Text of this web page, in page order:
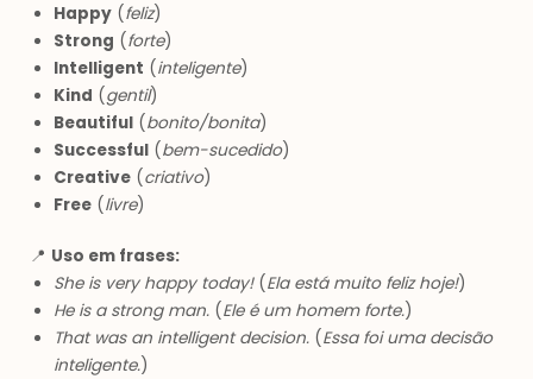
Happy (feliz)
Strong (forte)
Intelligent (inteligente)
Kind (gentil)
Beautiful (bonito/bonita)
Successful (bem-sucedido)
Creative (criativo)
Free (livre)
📍 Uso em frases:
She is very happy today!(Ela está muito feliz hoje!)
He is a strong man. (Ele é um homem forte.)
That was an intelligent decision. (Essa foi uma decisão
inteligente.)